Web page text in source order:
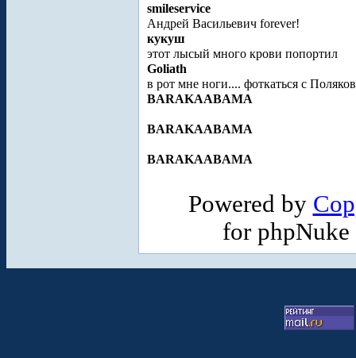
smileservice
Андрей Васильевич forever!
кукуш
этот лысый много крови попортил
Goliath
в рот мне ноги.... фоткаться с
BARAKAABAMA
BARAKAABAMA
BARAKAABAMA
Powered by
for